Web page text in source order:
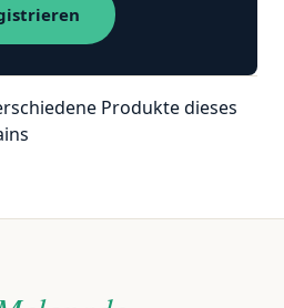
Produkte dieses